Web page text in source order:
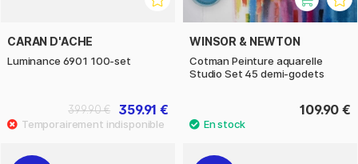
CARAN D'ACHE
Luminance 6901 100-set
359.91 €
399.90 €
WINSOR & NEWTON
Cotman Peinture aquarelle
Studio Set 45 demi-godets
109.90 €